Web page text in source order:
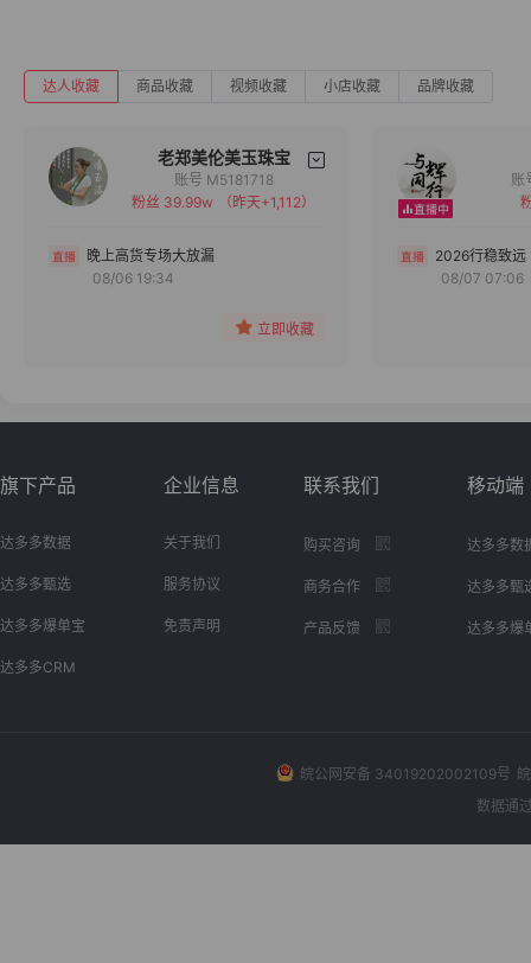
达人收藏 商品收藏 视频收藏 小店收藏 品牌收藏
老郑美伦美玉珠宝
备注
分组
账号 M5181718
粉丝 39.99w
（昨天+1,112）
晚上高货专场大放漏
08/06 19:34
立即收藏
2026行稳致远
08/07 07:06
旗下产品
达多多数据
达多多甄选
达多多爆单宝
达多多CRM
企业信息
关于我们
服务协议
免责声明
联系我们
购买咨询
商务合作
产品反馈
移动端
达多多数
达多多甄
达多多爆
皖公网安备 34019202002109号
数据通